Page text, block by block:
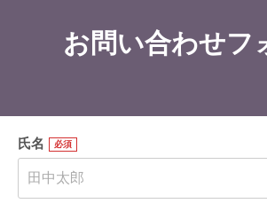
事業紹介
お知らせ
お問い合わせフ
氏名